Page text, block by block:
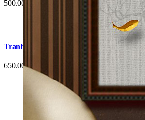
500.000 đ
Tranh Cá Chép Hoa Sen Phòng Khách G5
650.000 đ